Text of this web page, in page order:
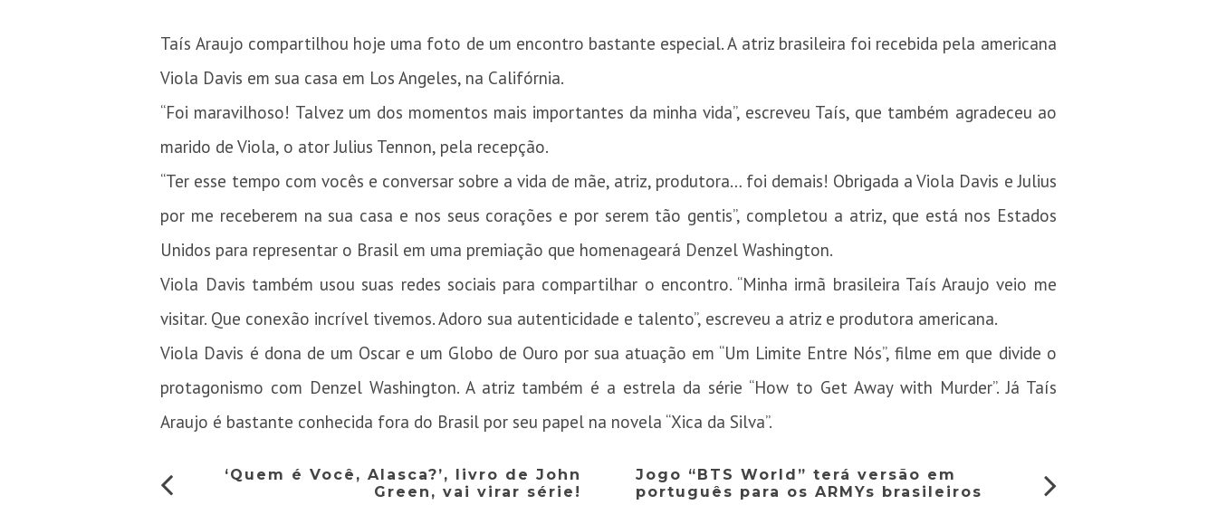
Taís Araujo compartilhou hoje uma foto de um encontro bastante especial. A atriz brasileira foi recebida pela americana
Viola Davis em sua casa em Los Angeles, na Califórnia.
“Foi maravilhoso! Talvez um dos momentos mais importantes da minha vida”, escreveu Taís, que também agradeceu ao
marido de Viola, o ator Julius Tennon, pela recepção.
“Ter esse tempo com vocês e conversar sobre a vida de mãe, atriz, produtora… foi demais! Obrigada a Viola Davis e Julius
por me receberem na sua casa e nos seus corações e por serem tão gentis”, completou a atriz, que está nos Estados
Unidos para representar o Brasil em uma premiação que homenageará Denzel Washington.
Viola Davis também usou suas redes sociais para compartilhar o encontro. “Minha irmã brasileira Taís Araujo veio me
visitar. Que conexão incrível tivemos. Adoro sua autenticidade e talento”, escreveu a atriz e produtora americana.
Viola Davis é dona de um Oscar e um Globo de Ouro por sua atuação em “Um Limite Entre Nós”, filme em que divide o
protagonismo com Denzel Washington. A atriz também é a estrela da série “How to Get Away with Murder”. Já Taís
Araujo é bastante conhecida fora do Brasil por seu papel na novela “Xica da Silva”.
‘Quem é Você, Alasca?’, livro de John
Green, vai virar série!
Jogo “BTS World” terá versão em
português para os ARMYs brasileiros